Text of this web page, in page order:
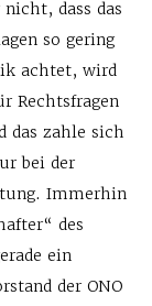
dass das
so gering
achtet, wird
Rechtsfragen
das zahle sich
bei der
Immerhin
des
ein
der ONO